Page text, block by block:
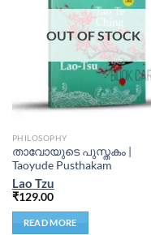
OUT OF STOCK
PHILOSOPHY
താവോയുടെ പുസ്തകം |
Taoyude Pusthakam
Lao Tzu
₹129.00
READ MORE